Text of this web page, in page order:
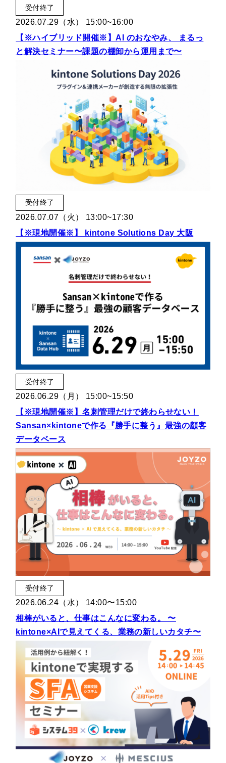
受付終了
2026.07.29（水） 15:00~16:00
【※ハイブリッド開催※】AI のおなやみ、 まるっ
と解決セミナー〜課題の棚卸から運用まで〜
受付終了
2026.07.07（火） 13:00~17:30
【※現地開催※】 kintone Solutions Day 大阪
受付終了
2026.06.29（月） 15:00~15:50
【※現地開催※】名刺管理だけで終わらせない！
Sansan×kintoneで作る『勝手に整う』最強の顧客
データベース
受付終了
2026.06.24（水） 14:00〜15:00
相棒がいると、仕事はこんなに変わる。 〜
kintone×AIで見えてくる、業務の新しいカタチ〜